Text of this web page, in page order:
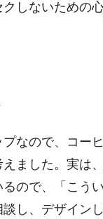
しないための
プなので、コー
ました。実は
ので、「こう
し、デザイン